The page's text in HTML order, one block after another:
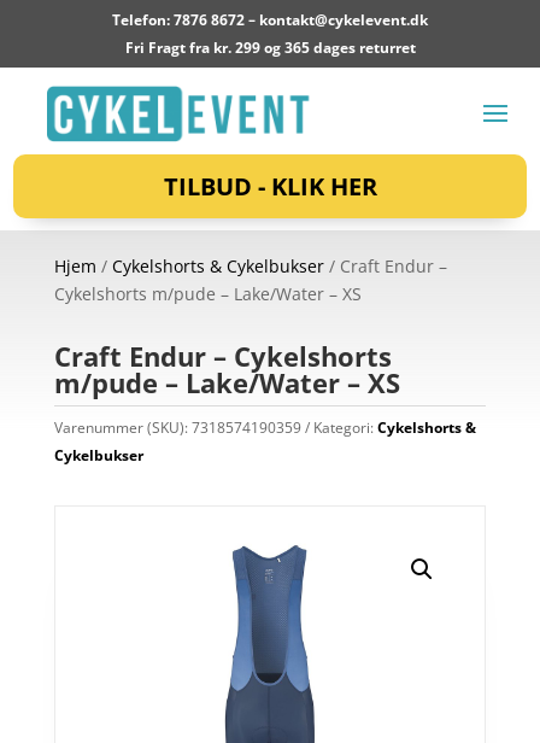
Telefon: 7876 8672 – kontakt@cykelevent.dk
Fri Fragt fra kr. 299 og 365 dages returret
TILBUD - KLIK HER
Hjem / Cykelshorts & Cykelbukser/ Craft Endur –
Cykelshorts m/pude – Lake/Water – XS
Craft Endur – Cykelshorts
m/pude – Lake/Water – XS
Varenummer (SKU):7318574190359 Kategori:Cykelshorts &
Cykelbukser